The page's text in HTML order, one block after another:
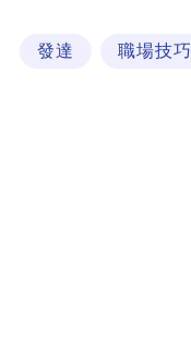
發達 職場技巧